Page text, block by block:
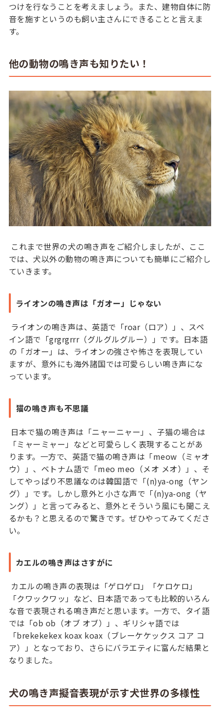
つけを行なうことを考えましょう。また、建物自体に防
音を施すというのも飼い主さんにできることと言えま
す。
他の動物の鳴き声も知りたい！
これまで世界の犬の鳴き声をご紹介しましたが、ここ
では、犬以外の動物の鳴き声についても簡単にご紹介し
ていきます。
ライオンの鳴き声は「ガオー」じゃない
ライオンの鳴き声は、英語で「roar（ロア）」、スペ
イン語で「grgrgrrr（グルグルグルー）」です。日本語
の「ガオー」は、ライオンの強さや怖さを表現してい
ますが、意外にも海外諸国では可愛らしい鳴き声にな
っています。
猫の鳴き声も不思議
日本で猫の鳴き声は「ニャーニャー」、子猫の場合は
「ミャーミャー」などと可愛らしく表現することがあ
ります。一方で、英語で猫の鳴き声は「meow（ミャオ
ウ）」、ベトナム語で「meo meo（メオ メオ）」、そ
してやっぱり不思議なのは韓国語で「(n)ya-ong（ヤン
グ）」です。しかし意外と小さな声で「(n)ya-ong（ヤ
ング）」と言ってみると、意外とそういう風にも聞こえ
るかも？と思えるので驚きです。ぜひやってみてくださ
い。
カエルの鳴き声はさすがに
カエルの鳴き声の表現は「ゲロゲロ」「ケロケロ」
「クワックワッ」など、日本語であっても比較的いろん
な音で表現される鳴き声だと思います。一方で、タイ語
では「ob ob（オブ オブ）」、ギリシャ語では
「brekekekex koax koax（ブレーケケックス コア コ
ア）」となっており、さらにバラエティに富んだ結果と
なりました。
犬の鳴き声擬音表現が示す犬世界の多様性